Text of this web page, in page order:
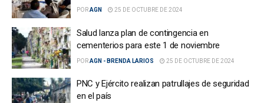
PORAGN 25 DE OCTUBRE DE 2024
Salud lanza plan de contingencia en
cementerios para este 1 de noviembre
PORAGN - BRENDA LARIOS 25 DE OCTUBRE DE 2024
PNC y Ejército realizan patrullajes de seguridad
en el país